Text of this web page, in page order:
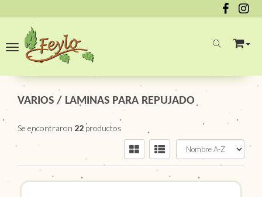
Toggle navigation
VARIOS / LAMINAS PARA REPUJADO
Se encontraron 22 productos